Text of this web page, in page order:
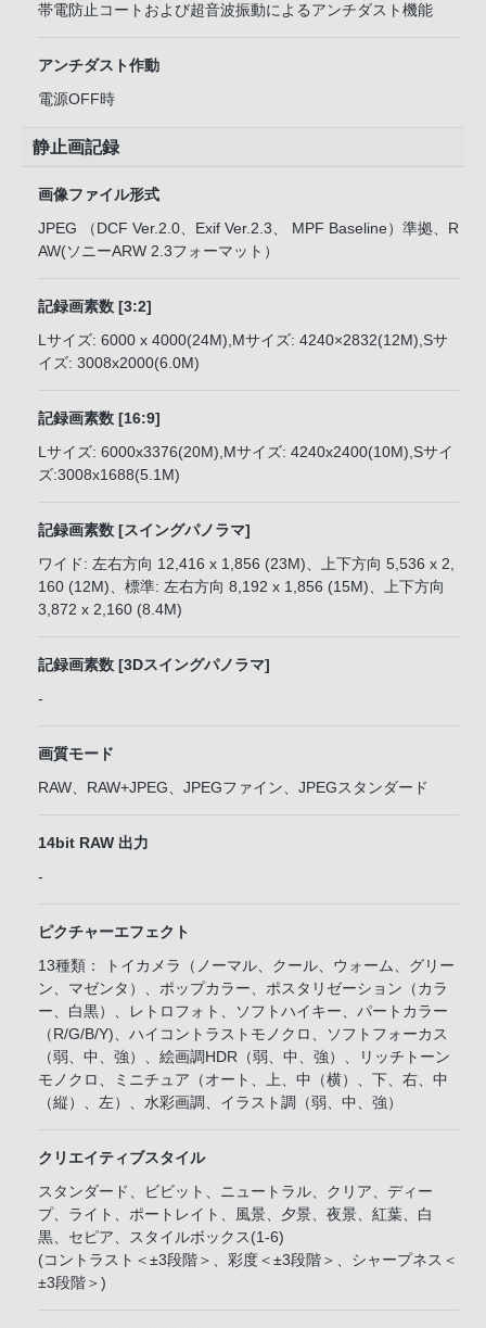
帯電防止コートおよび超音波振動によるアンチダスト機能
アンチダスト作動
電源OFF時
静止画記録
画像ファイル形式
JPEG （DCF Ver.2.0、Exif Ver.2.3、 MPF Baseline）準拠、R
AW(ソニーARW 2.3フォーマット）
記録画素数 [3:2]
Lサイズ: 6000 x 4000(24M),Mサイズ: 4240×2832(12M),Sサ
イズ: 3008x2000(6.0M)
記録画素数 [16:9]
Lサイズ: 6000x3376(20M),Mサイズ: 4240x2400(10M),Sサイ
ズ:3008x1688(5.1M)
記録画素数 [スイングパノラマ]
ワイド: 左右方向 12,416 x 1,856 (23M)、上下方向 5,536 x 2,
160 (12M)、標準: 左右方向 8,192 x 1,856 (15M)、上下方向
3,872 x 2,160 (8.4M)
記録画素数 [3Dスイングパノラマ]
-
画質モード
RAW、RAW+JPEG、JPEGファイン、JPEGスタンダード
14bit RAW 出力
-
ピクチャーエフェクト
13種類： トイカメラ（ノーマル、クール、ウォーム、グリー
ン、マゼンタ）、ポップカラー、ポスタリゼーション（カラ
ー、白黒）、レトロフォト、ソフトハイキー、パートカラー
（R/G/B/Y)、ハイコントラストモノクロ、ソフトフォーカス
（弱、中、強）、絵画調HDR（弱、中、強）、リッチトーン
モノクロ、ミニチュア（オート、上、中（横）、下、右、中
（縦）、左）、水彩画調、イラスト調（弱、中、強）
クリエイティブスタイル
スタンダード、ビビット、ニュートラル、クリア、ディー
プ、ライト、ポートレイト、風景、夕景、夜景、紅葉、白
黒、セピア、スタイルボックス(1-6)
(コントラスト＜±3段階＞、彩度＜±3段階＞、シャープネス＜
±3段階＞)